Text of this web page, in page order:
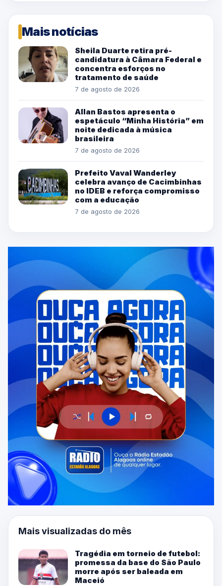
Mais notícias
Sheila Duarte retira pré-
candidatura à Câmara Federal e
concentra esforços no
tratamento de saúde
7 de agosto de 2026
Allan Bastos apresenta o
espetáculo “Minha História” em
noite dedicada à música
brasileira
7 de agosto de 2026
Prefeito Vaval Wanderley
celebra avanço de Cacimbinhas
no IDEB e reforça compromisso
com a educação
7 de agosto de 2026
Mais visualizadas do mês
Tragédia em torneio de futebol:
promessa da base do São Paulo
morre após ser baleada em
Maceió